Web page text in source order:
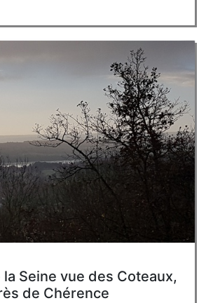
la Seine vue des Coteaux,
de Chérence